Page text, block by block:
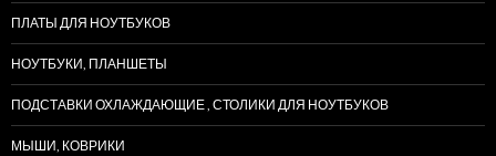
ПЛАТЫ ДЛЯ НОУТБУКОВ
НОУТБУКИ, ПЛАНШЕТЫ
ПОДСТАВКИ ОХЛАЖДАЮЩИЕ , СТОЛИКИ ДЛЯ НОУТБУКОВ
МЫШИ, КОВРИКИ